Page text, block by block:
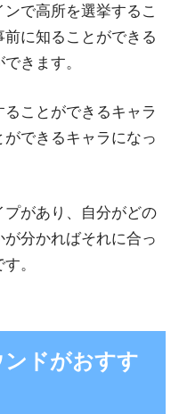
で高所を選挙するこ
に知ることができる
きます。
ことができるキャラ
できるキャラになっ
があり、自分がどの
分かればそれに合っ
。
ドがおすす